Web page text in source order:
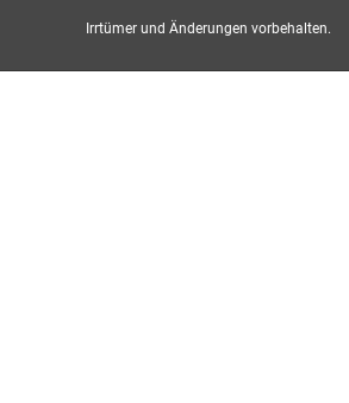
Irrtümer und Änderungen vorbehalten.